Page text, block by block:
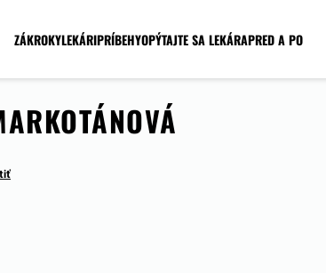
ZÁKROKYLEKÁRIPRÍBEHYOPÝTAJTE SA LEKÁRAPRED A PO